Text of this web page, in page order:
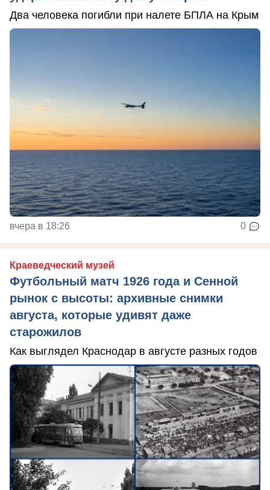
Два человека погибли при налете БПЛА на Крым
вчера в 18:26 0
Краеведческий музей
Футбольный матч 1926 года и Сенной
рынок с высоты: архивные снимки
августа, которые удивят даже
старожилов
Как выглядел Краснодар в августе разных годов